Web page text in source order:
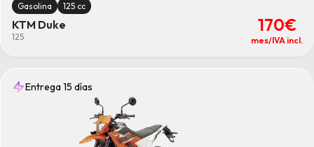
Gasolina 125 cc
KTM Duke
125
170€
mes/IVA incl.
Entrega 15 días